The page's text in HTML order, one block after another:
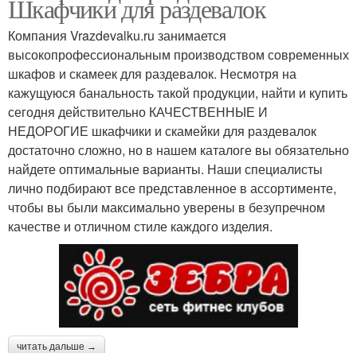
Шкафчики для раздевалок
Компания Vrazdevalku.ru занимается
высокопрофессиональным производством современных
шкафов и скамеек для раздевалок. Несмотря на
кажущуюся банальность такой продукции, найти и купить
сегодня действительно КАЧЕСТВЕННЫЕ И
НЕДОРОГИЕ шкафчики и скамейки для раздевалок
достаточно сложно, но в нашем каталоге вы обязательно
найдете оптимальные варианты. Наши специалисты
лично подбирают все представленное в ассортименте,
чтобы вы были максимально уверены в безупречном
качестве и отличном стиле каждого изделия.
читать дальше →